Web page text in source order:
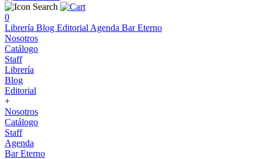
0
Librería Blog Editorial Agenda Bar Eterno
Nosotros
Catálogo
Staff
Librería
Blog
Editorial
+
Nosotros
Catálogo
Staff
Agenda
Bar Eterno